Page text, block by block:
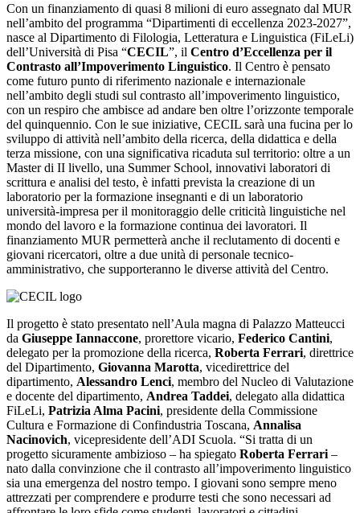
Con un finanziamento di quasi 8 milioni di euro assegnato dal MUR
nell’ambito del programma “Dipartimenti di eccellenza 2023-2027”,
nasce al Dipartimento di Filologia, Letteratura e Linguistica (FiLeLi)
dell’Università di Pisa “CECIL”, il Centro d’Eccellenza per il
Contrasto all’Impoverimento Linguistico. Il Centro è pensato
come futuro punto di riferimento nazionale e internazionale
nell’ambito degli studi sul contrasto all’impoverimento linguistico,
con un respiro che ambisce ad andare ben oltre l’orizzonte temporale
del quinquennio. Con le sue iniziative, CECIL sarà una fucina per lo
sviluppo di attività nell’ambito della ricerca, della didattica e della
terza missione, con una significativa ricaduta sul territorio: oltre a un
Master di II livello, una Summer School, innovativi laboratori di
scrittura e analisi del testo, è infatti prevista la creazione di un
laboratorio per la formazione insegnanti e di un laboratorio
università-impresa per il monitoraggio delle criticità linguistiche nel
mondo del lavoro e la formazione continua dei lavoratori. Il
finanziamento MUR permetterà anche il reclutamento di docenti e
giovani ricercatori, oltre a due unità di personale tecnico-
amministrativo, che supporteranno le diverse attività del Centro.
Il progetto è stato presentato nell’Aula magna di Palazzo Matteucci
da Giuseppe Iannaccone, prorettore vicario, Federico Cantini,
delegato per la promozione della ricerca, Roberta Ferrari, direttrice
del Dipartimento, Giovanna Marotta, vicedirettrice del
dipartimento, Alessandro Lenci, membro del Nucleo di Valutazione
e docente del dipartimento, Andrea Taddei, delegato alla didattica
FiLeLi, Patrizia Alma Pacini, presidente della Commissione
Cultura e Formazione di Confindustria Toscana, Annalisa
Nacinovich, vicepresidente dell’ADI Scuola. “Si tratta di un
progetto sicuramente ambizioso – ha spiegato Roberta Ferrari –
nato dalla convinzione che il contrasto all’impoverimento linguistico
sia una emergenza del nostro tempo. I giovani sono sempre meno
attrezzati per comprendere e produrre testi che sono necessari ad